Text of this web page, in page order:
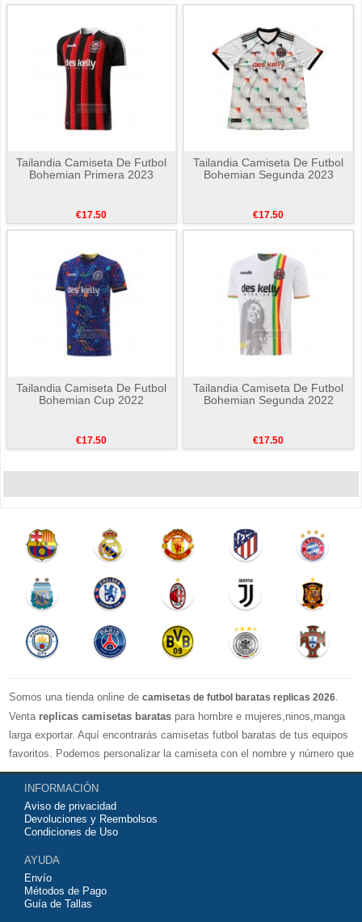
Tailandia Camiseta De Futbol
Bohemian Primera 2023
€17.50
Tailandia Camiseta De Futbol
Bohemian Segunda 2023
€17.50
Tailandia Camiseta De Futbol
Bohemian Cup 2022
€17.50
Tailandia Camiseta De Futbol
Bohemian Segunda 2022
€17.50
Somos una tienda online de camisetas de futbol baratas replicas 2026
Venta replicas camisetas baratas para hombre e mujeres,ninos,manga
larga exportar. Aquí encontrarás camisetas futbol baratas de tus equipos
favoritos. Podemos personalizar la camiseta con el nombre y número que
quieras. Nuestrascamisetas de futbol replicasson de máxima calidad
tailandesa por lo que estamos convencidos que quedarás muy satisfecho
con ella. Estas camisetas tienen un tejido transpirable por lo que te
servirán para jugar al fútbol o simplemente para animar a tu equipo
contáctanos y haremos lo posible para conseguirtela lo más barata
posible.
INFORMACIÓN
Aviso de privacidad
Devoluciones y Reembolsos
Condiciones de Uso
AYUDA
Envío
Métodos de Pago
Guía de Tallas